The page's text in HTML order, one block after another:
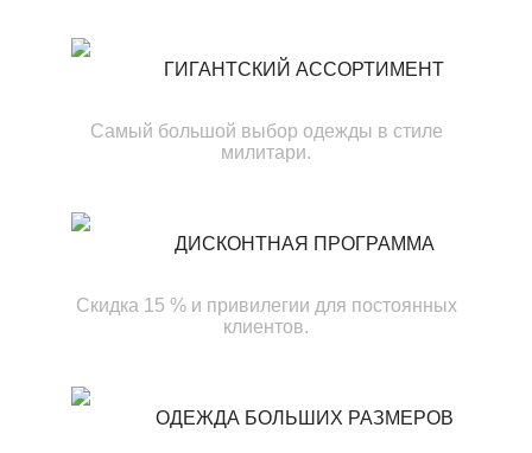
ГИГАНТСКИЙ АССОРТИМЕНТ
Самый большой выбор одежды в стиле
милитари.
ДИСКОНТНАЯ ПРОГРАММА
Скидка 15 % и привилегии для постоянных
клиентов.
ОДЕЖДА БОЛЬШИХ РАЗМЕРОВ